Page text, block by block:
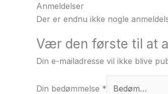
Anmeldelser
Der er endnu ikke nogle
Vær den første til at
Din e-mailadresse vil ikke blive
Din bedømmelse *